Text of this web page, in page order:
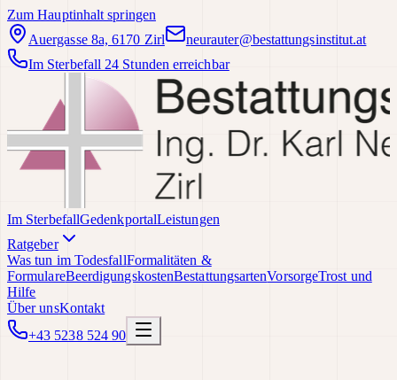
Zum Hauptinhalt springen
Auergasse 8a, 6170 Zirl
neurauter@bestattungsinstitut.at
Im Sterbefall 24 Stunden erreichbar
Im SterbefallGedenkportalLeistungen
Ratgeber
Was tun im TodesfallFormalitäten &
FormulareBeerdigungskostenBestattungsartenVorsorgeTrost und
Hilfe
Über unsKontakt
+43 5238 524 90